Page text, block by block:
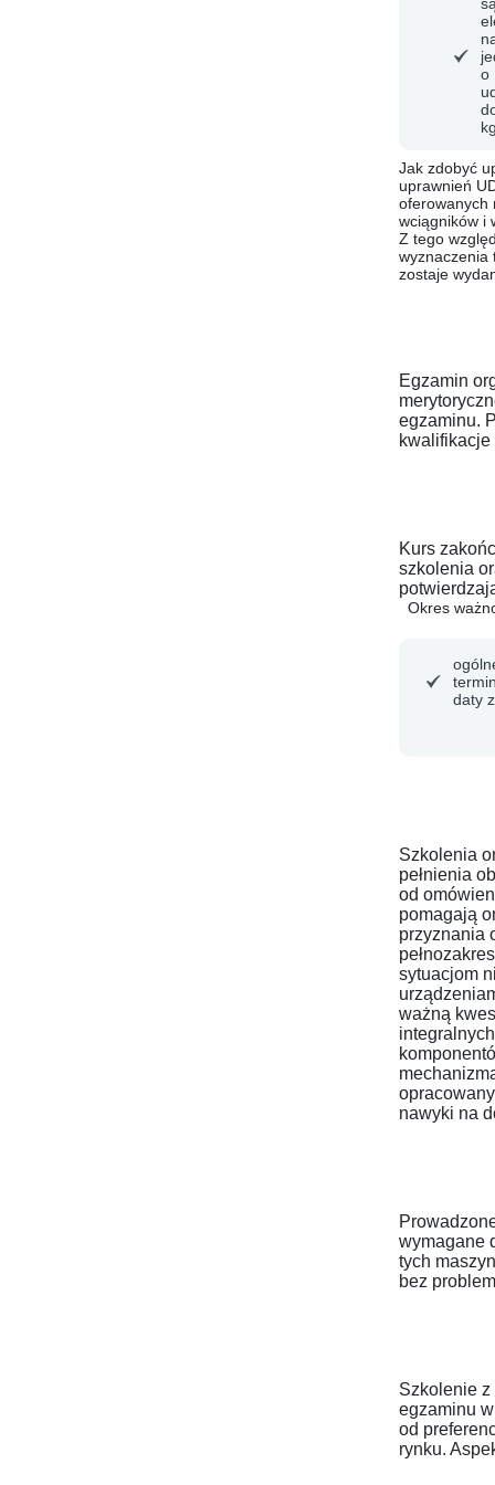
o
Jak zdobyć
uprawnień
oferowanych
wciągników i
Z tego
wyznaczenia
zostaje
Egzamin
egzaminu.
Kurs
szkolenia
Okres
daty
Szkolenia
pełnienia
od
pomagają
przyznania
sytuacjom
ważną
nawyki na
wymagane
tych
bez
Szkolenie z
egzaminu
od
rynku.